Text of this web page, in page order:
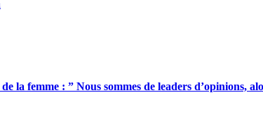
la femme : ” Nous sommes de leaders